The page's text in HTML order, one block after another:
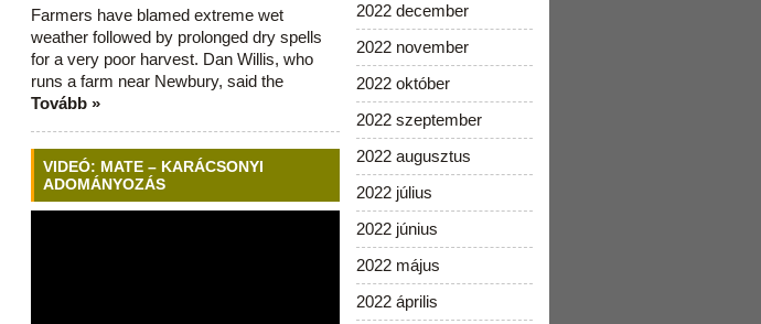
Farmers have blamed extreme wet
weather followed by prolonged dry spells
for a very poor harvest. Dan Willis, who
runs a farm near Newbury, said the
Tovább »
VIDEÓ: MATE – KARÁCSONYI
ADOMÁNYOZÁS
2022 december
2022 november
2022 október
2022 szeptember
2022 augusztus
2022 július
2022 június
2022 május
2022 április